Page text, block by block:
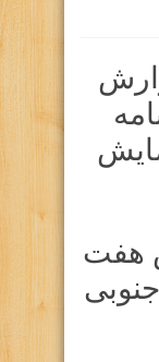
هفت